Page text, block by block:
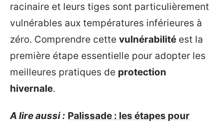
racinaire et leurs tiges sont particulièrement
vulnérables aux températures inférieures à
zéro. Comprendre cette vulnérabilité est la
première étape essentielle pour adopter les
meilleures pratiques de protection
hivernale.
A lire aussi : Palissade : les étapes pour